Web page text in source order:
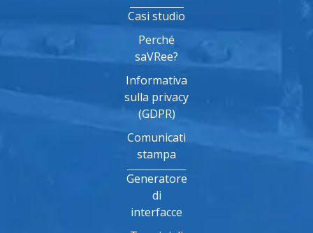
Casi studio
Perché
saVRee?
Informativa
sulla privacy
(GDPR)
Comunicati
stampa
Generatore
di
interfacce